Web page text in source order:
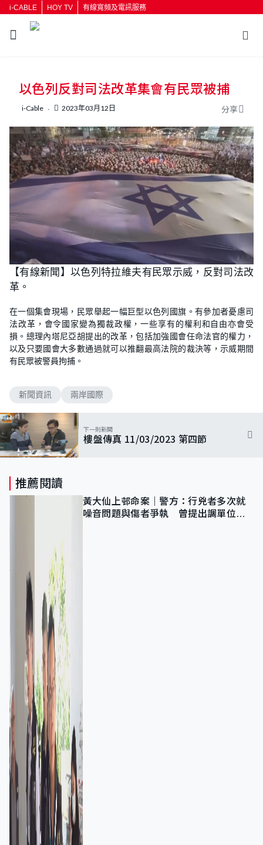
i-CABLE HOY TV 有線寬頻及電訊服務
按輸入鍵開始搜尋
以色列反對司法改革集會有民眾被捕
i-Cable 2023年03月12日 分享
【有線新聞】以色列特拉維夫有民眾示威，反對司法改
革。
在一個集會現場，民眾舉起一幅巨型以色列國旗。有參加者憂慮司
法改革，會令國家變為獨裁政權，一些享有的權利和自由亦會受
損。總理內塔尼亞胡提出的改革，包括加強國會任命法官的權力，
以及只要國會大多數通過就可以推翻最高法院的裁決等，示威期間
有民眾被警員拘捕。
新聞資訊 兩岸國際
下一則新聞
樓盤傳真 11/03/2023 第四節
推薦閱讀
黃大仙上邨命案｜警方：行兇者多次就
噪音問題與傷者爭執 曾提出調單位已